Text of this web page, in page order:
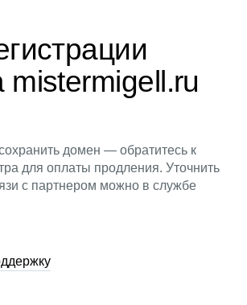
домен — обратитесь к
для оплаты продления. Уточнить
с партнером можно в службе